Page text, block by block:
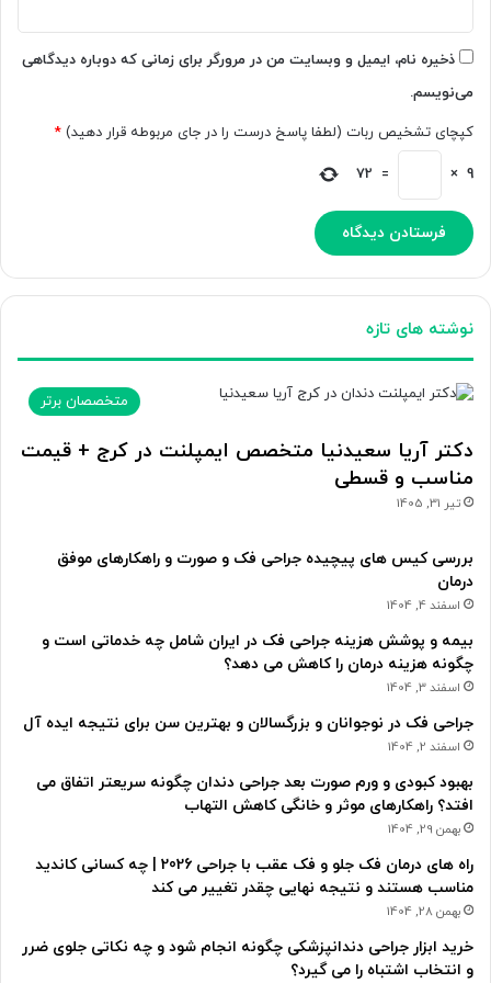
ذخیره نام، ایمیل و وبسایت من در مرورگر برای زمانی که دوباره دیدگاهی
می‌نویسم.
کپچای تشخیص ربات (لطفا پاسخ درست را در جای مربوطه قرار دهید) *
9
×
=
72
نوشته های تازه
متخصصان برتر
دکتر آریا سعیدنیا متخصص ایمپلنت در کرج + قیمت
مناسب و قسطی
تیر 31, 1405
بررسی کیس های پیچیده جراحی فک و صورت و راهکارهای موفق
درمان
اسفند 4, 1404
بیمه و پوشش هزینه جراحی فک در ایران شامل چه خدماتی است و
چگونه هزینه درمان را کاهش می دهد؟
اسفند 3, 1404
جراحی فک در نوجوانان و بزرگسالان و بهترین سن برای نتیجه ایده آل
اسفند 2, 1404
بهبود کبودی و ورم صورت بعد جراحی دندان چگونه سریعتر اتفاق می
افتد؟ راهکارهای موثر و خانگی کاهش التهاب
بهمن 29, 1404
راه های درمان فک جلو و فک عقب با جراحی 2026 | چه کسانی کاندید
مناسب هستند و نتیجه نهایی چقدر تغییر می کند
بهمن 28, 1404
خرید ابزار جراحی دندانپزشکی چگونه انجام شود و چه نکاتی جلوی ضرر
و انتخاب اشتباه را می گیرد؟